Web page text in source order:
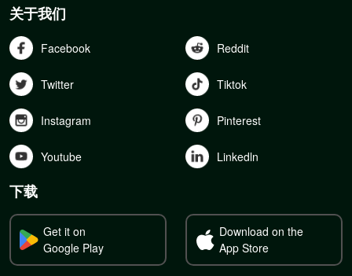
关于我们
Facebook Reddit
Twitter Tiktok
Instagram Pinterest
Youtube Linkedln
下载
Get it on
Google Play
Download on the
App Store